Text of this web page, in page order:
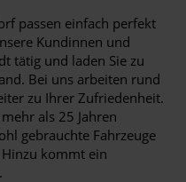
passen einfach perfekt
Kundinnen und
tätig und laden Sie zu
Bei uns arbeiten rund
zu Ihrer Zufriedenheit.
als 25 Jahren
gebrauchte Fahrzeuge
Hinzu kommt ein